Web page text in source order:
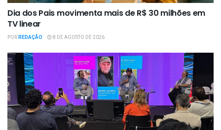
Dia dos Pais movimenta mais de R$ 30 milhões em
TV linear
PORREDAÇÃO 8 DE AGOSTO DE 2026